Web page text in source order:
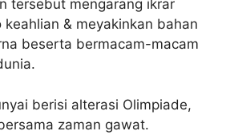
tersebut mengarang ikrar
& meyakinkan bahan
beserta bermacam-macam
berisi alterasi Olimpiade,
zaman gawat.